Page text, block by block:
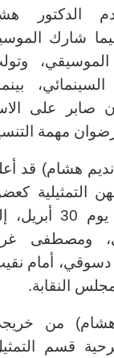
الدكتور
شارك
صابر على
مهمة
هشام) قد
التمثيلية
حلف القسم يوم
ومصطفى
أمام
النقابة.
من
قسم